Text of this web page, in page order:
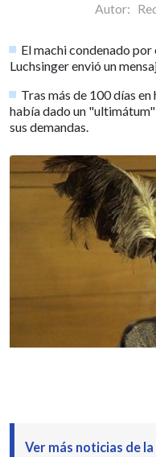
Autor:
El machi condenado
Luchsinger envió un
Tras más de 100 días
había dado un
sus demandas.
Ver más noticias de